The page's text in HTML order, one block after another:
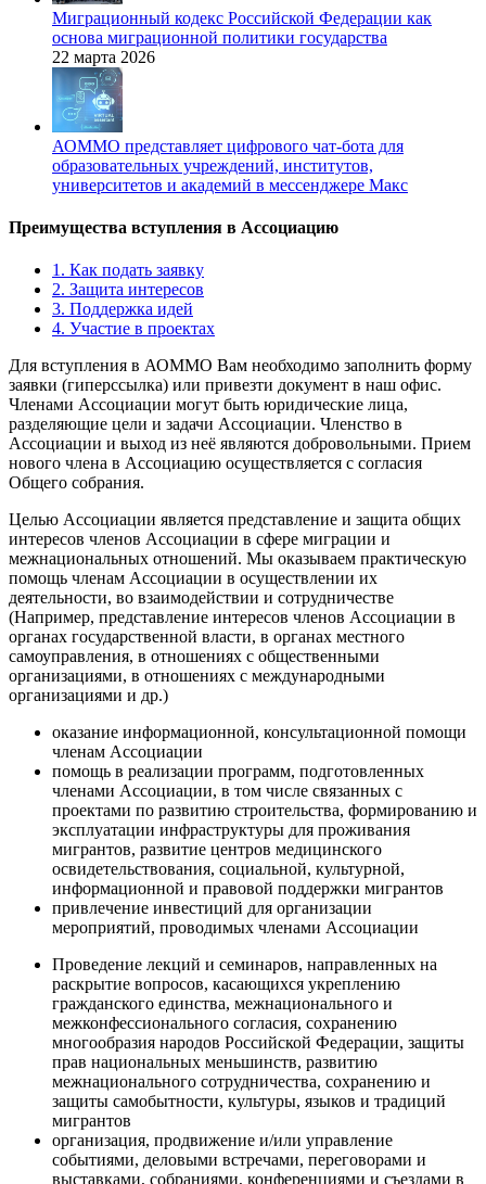
Миграционный кодекс Российской Федерации как
основа миграционной политики государства
22 марта 2026
АОММО представляет цифрового чат-бота для
образовательных учреждений, институтов,
университетов и академий в мессенджере Макс
Преимущества вступления в Ассоциацию
1. Как подать заявку
2. Защита интересов
3. Поддержка идей
4. Участие в проектах
Для вступления в АОММО Вам необходимо заполнить форму
заявки (гиперссылка) или привезти документ в наш офис.
Членами Ассоциации могут быть юридические лица,
разделяющие цели и задачи Ассоциации. Членство в
Ассоциации и выход из неё являются добровольными. Прием
нового члена в Ассоциацию осуществляется с согласия
Общего собрания.
Целью Ассоциации является представление и защита общих
интересов членов Ассоциации в сфере миграции и
межнациональных отношений. Мы оказываем практическую
помощь членам Ассоциации в осуществлении их
деятельности, во взаимодействии и сотрудничестве
(Например, представление интересов членов Ассоциации в
органах государственной власти, в органах местного
самоуправления, в отношениях с общественными
организациями, в отношениях с международными
организациями и др.)
оказание информационной, консультационной помощи
членам Ассоциации
помощь в реализации программ, подготовленных
членами Ассоциации, в том числе связанных с
проектами по развитию строительства, формированию и
эксплуатации инфраструктуры для проживания
мигрантов, развитие центров медицинского
освидетельствования, социальной, культурной,
информационной и правовой поддержки мигрантов
привлечение инвестиций для организации
мероприятий, проводимых членами Ассоциации
Проведение лекций и семинаров, направленных на
раскрытие вопросов, касающихся укреплению
гражданского единства, межнационального и
межконфессионального согласия, сохранению
многообразия народов Российской Федерации, защиты
прав национальных меньшинств, развитию
межнационального сотрудничества, сохранению и
защиты самобытности, культуры, языков и традиций
мигрантов
организация, продвижение и/или управление
событиями, деловыми встречами, переговорами и
выставками, собраниями, конференциями и съездами в